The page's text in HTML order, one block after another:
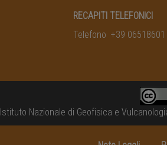
RECAPITI TELEFONICI
Telefono +39 06518601
Istituto Nazionale di Geofisica e